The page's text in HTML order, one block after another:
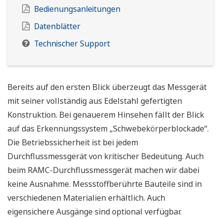
Bedienungsanleitungen
Datenblätter
Technischer Support
Bereits auf den ersten Blick überzeugt das Messgerät
mit seiner vollständig aus Edelstahl gefertigten
Konstruktion. Bei genauerem Hinsehen fällt der Blick
auf das Erkennungssystem „Schwebekörperblockade“.
Die Betriebssicherheit ist bei jedem
Durchflussmessgerät von kritischer Bedeutung. Auch
beim RAMC-Durchflussmessgerät machen wir dabei
keine Ausnahme. Messstoffberührte Bauteile sind in
verschiedenen Materialien erhältlich. Auch
eigensichere Ausgänge sind optional verfügbar.